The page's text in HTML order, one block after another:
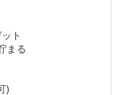
ト
まる
)